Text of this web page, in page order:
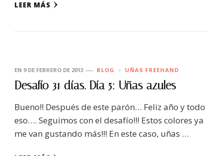
LEER MÁS
EN 9 DE FEBRERO DE 2013 BLOG UÑAS FREEHAND
Desafío 31 días. Día 5: Uñas azules
Bueno!! Después de este parón… Feliz año y todo
eso…. Seguimos con el desafío!!! Estos colores ya
me van gustando más!!! En este caso, uñas …